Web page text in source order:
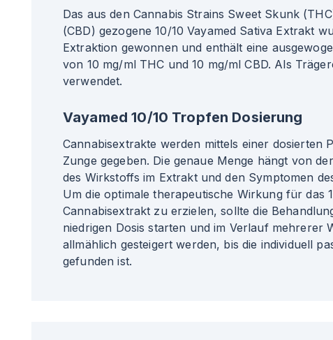
Das aus den Cannabis Strains Sweet Skunk
(CBD) gezogene 10/10 Vayamed Sativa Extrakt
Extraktion gewonnen und enthält eine
von 10 mg/ml THC und 10 mg/ml CBD. Als
verwendet.
Vayamed 10/10 Tropfen Dosierung
Cannabisextrakte werden mittels einer dosierten
Zunge gegeben. Die genaue Menge hängt von
des Wirkstoffs im Extrakt und den Symptomen
Um die optimale therapeutische Wirkung für das
Cannabisextrakt zu erzielen, sollte die
niedrigen Dosis starten und im Verlauf mehrerer
allmählich gesteigert werden, bis die individuell
gefunden ist.